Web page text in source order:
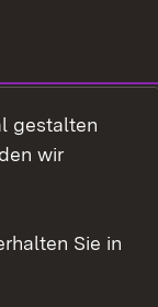
gestalten
wir
Sie in